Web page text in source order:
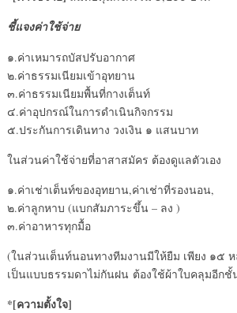
ชี้แจงค่าใช้จ่าย
๑.ค่าเหมารถบัสปรับอากาศ
๒.ค่าธรรมเนียมเข้าอุทยาน
๓.ค่าธรรมเนียมพื้นที่กางเต็นท์
๔.ค่าอุปกรณ์ในการดำเนินกิจกรรม
๕.ประกันการเดินทาง วงเงิน ๑ แสนบาท
ในส่วนค่าใช้จ่ายที่อาสาสมัคร ต้องดูแลตัวเอง
๑.ค่าเช่าเต็นท์ของอุทยาน,ค่าเช่าที่รองนอน,
๒.ค่าลูกหาบ (แบกสัมภาระขึ้น – ลง )
๓.ค่าอาหารทุกมื้อ
(ในส่วนเต็นท์นอนทางทีมงานมีให้ยืม เพียง ๑๕
เป็นแบบธรรมดาไม่กันฝน ต้องใช้ผ้าใบคลุมอีกชั้
*[ความตั้งใจ]